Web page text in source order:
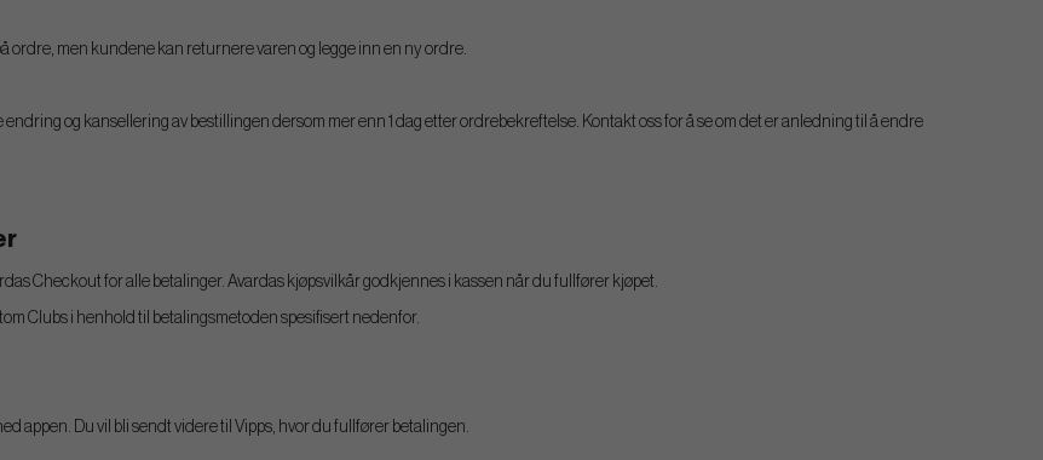
ordre, men kundene kan returnere varen og legge inn en ny ordre.
og kansellering av bestillingen dersom mer enn 1 dag etter ordrebekreftelse. Kontakt oss for å se om det er anledning til å endre
Checkout for alle betalinger. Avardas kjøpsvilkår godkjennes i kassen når du fullfører kjøpet.
Clubs i henhold til betalingsmetoden spesifisert nedenfor.
appen. Du vil bli sendt videre til Vipps, hvor du fullfører betalingen.